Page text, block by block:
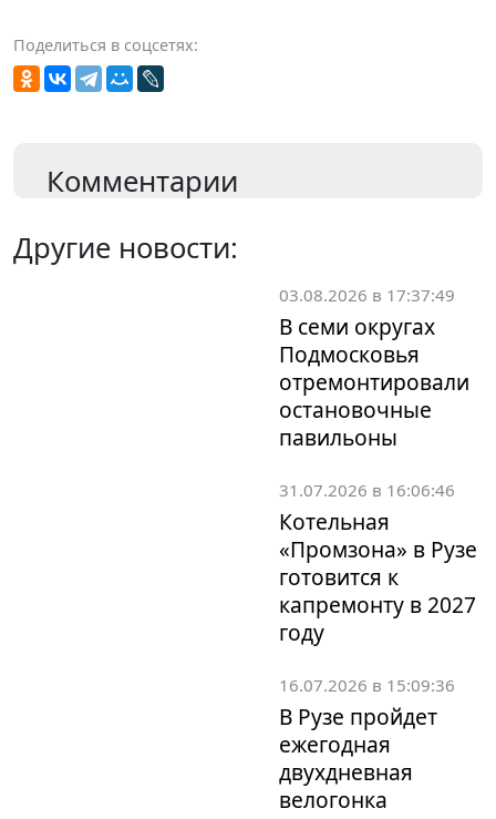
Поделиться в соцсетях:
Комментарии
Другие новости:
03.08.2026 в 17:37:49
В семи округах
Подмосковья
отремонтировали
остановочные
павильоны
31.07.2026 в 16:06:46
Котельная
«Промзона» в Рузе
готовится к
капремонту в 2027
году
16.07.2026 в 15:09:36
В Рузе пройдет
ежегодная
двухдневная
велогонка